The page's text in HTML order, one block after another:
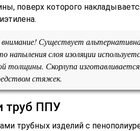
поверх которого
Существует
напыления слоя изоляции
толщины. Скорлупа
стяжек.
труб ППУ
трубных изделий с